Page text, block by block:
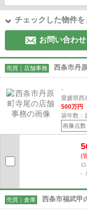
チェックした物件を
お問い合わせ
売買｜店舗事務 西条市丹
-
愛媛県西
500万円
築年数：
画像点数
(
- /
売買｜倉庫 西条市福武甲